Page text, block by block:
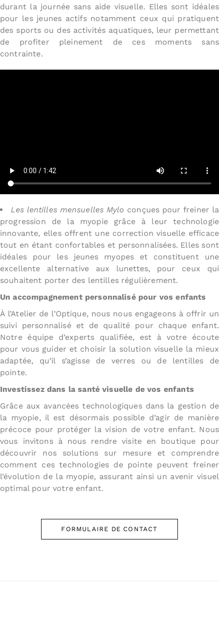
durant la journée sans aide visuelle. Elles sont idéales
pour les jeunes actifs notamment ceux qui pratiquent
des sports ou des activités aquatiques, leur permettant
de profiter pleinement de ces moments sans
contrainte.
Les lentilles mensuelles Mylo conçues pour freiner la
progression de la myopie grâce à leur technologie
innovante, elles offrent une correction visuelle efficace
tout en étant confortables et personnalisées. Elles sont
idéales pour les jeunes myopes et constituent une
excellente alternative aux lunettes, pour ceux qui
souhaitent porter des lentilles régulièrement.
Un accompagnement personnalisé pour vos enfants
À l’Atelier de l’Optique, nous nous engageons à offrir un
suivi personnalisé et de qualité pour chaque enfant.
Notre équipe d’experts qualifiée, est à votre écoute
pour vous guider et choisir la solution visuelle la mieux
adaptée, qu’il s’agisse de verres ou de lentilles de
pointe.
Investissez dans la santé visuelle de vos enfants
Grâce aux avancées technologiques dans la gestion de
la myopie, il est désormais possible d’agir de manière
précoce pour protéger la vision de votre enfant. Nous
vous invitons à nous rendre visite en boutique pour
découvrir nos solutions sur mesure et comprendre
comment ces technologies de pointe peuvent freiner
l’évolution de la myopie, assurant ainsi un avenir visuel
optimal pour votre enfant.
FORMULAIRE DE CONTACT